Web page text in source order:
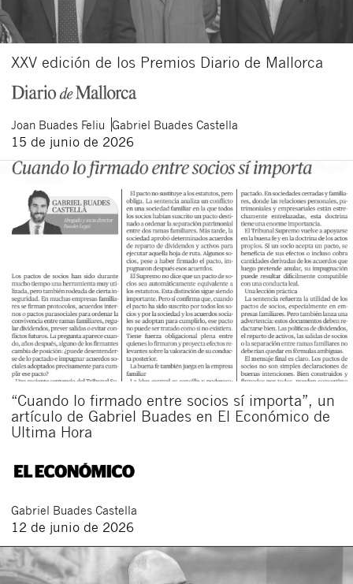
XXV edición de los Premios Diario de Mallorca
Joan Buades Feliu Gabriel Buades Castella
15 de junio de 2026
“Cuando lo firmado entre socios sí importa”, un
artículo de Gabriel Buades en El Económico de
Ultima Hora
Gabriel Buades Castella
12 de junio de 2026
Cerrar